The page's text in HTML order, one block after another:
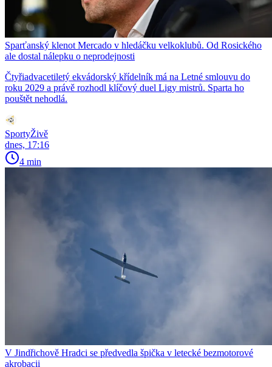
Sparťanský klenot Mercado v hledáčku velkoklubů. Od Rosického
ale dostal nálepku o neprodejnosti
Čtyřiadvacetiletý ekvádorský křídelník má na Letné smlouvu do
roku 2029 a právě rozhodl klíčový duel Ligy mistrů. Sparta ho
pouštět nehodlá.
SportyŽivě
dnes, 17:16
4 min
V Jindřichově Hradci se předvedla špička v letecké bezmotorové
akrobacii